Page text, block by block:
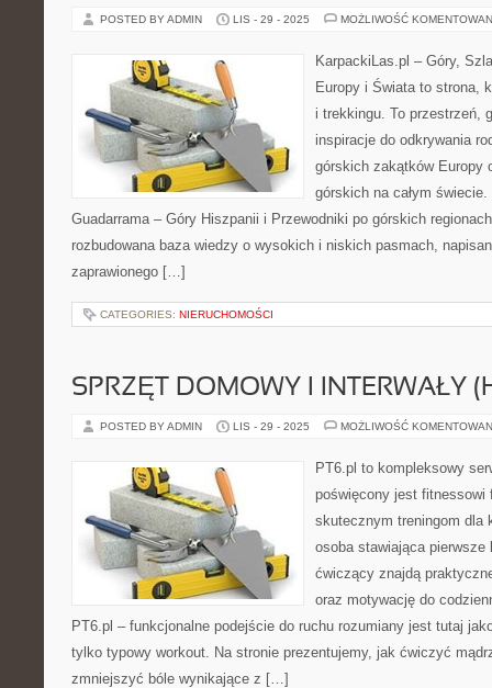
POSTED BY ADMIN LIS - 29 - 2025 MOŻLIWOŚĆ
KarpackiLas.pl – Góry,
Europy i Świata to strona,
i trekkingu. To przestrzeń,
inspiracje do odkrywania
górskich zakątków Europy
górskich na całym
Guadarrama – Góry Hiszpanii i Przewodniki po górskich
rozbudowana baza wiedzy o wysokich i niskich pasmach,
zaprawionego […]
CATEGORIES: NIERUCHOMOŚCI
SPRZĘT DOMOWY I INTERWAŁY
POSTED BY ADMIN LIS - 29 - 2025 MOŻLIWOŚĆ
PT6.pl to kompleksowy
poświęcony jest fitnessowi
skutecznym treningom dla
osoba stawiająca
ćwiczący znajdą
oraz motywację do
PT6.pl – funkcjonalne podejście do ruchu rozumiany jest tutaj
tylko typowy workout. Na stronie prezentujemy, jak ćwiczyć
zmniejszyć bóle wynikające z […]